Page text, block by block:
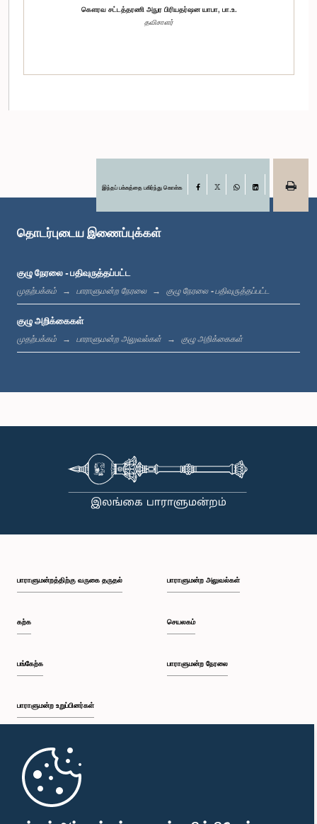
கௌரவ சட்டத்தரணி அநுர பிரியதர்ஷன யாபா, பா.உ.
தவிசாளர்
இந்தப் பக்கத்தை பகிர்ந்து கொள்க Facebook
LinkedIn
தொடர்புடைய இணைப்புக்கள்
குழு நேரலை - பதிவுருத்தப்பட்ட
முதற்பக்கம் பாராளுமன்ற நேரலை குழு நேரலை - பதிவுருத்தப்பட்ட
குழு அறிக்கைகள்
முதற்பக்கம் பாராளுமன்ற அலுவல்கள் குழு அறிக்கைகள்
பாராளுமன்றத்திற்கு வருகை தருதல்
கற்க
பங்கேற்க
பாராளுமன்ற உறுப்பினர்கள்
முதற்பக்கம்
பாராளுமன்ற அலுவல்கள்
செயலகம்
பாராளுமன்ற நேரலை
பாராளுமன்ற கையடக்க செயலி